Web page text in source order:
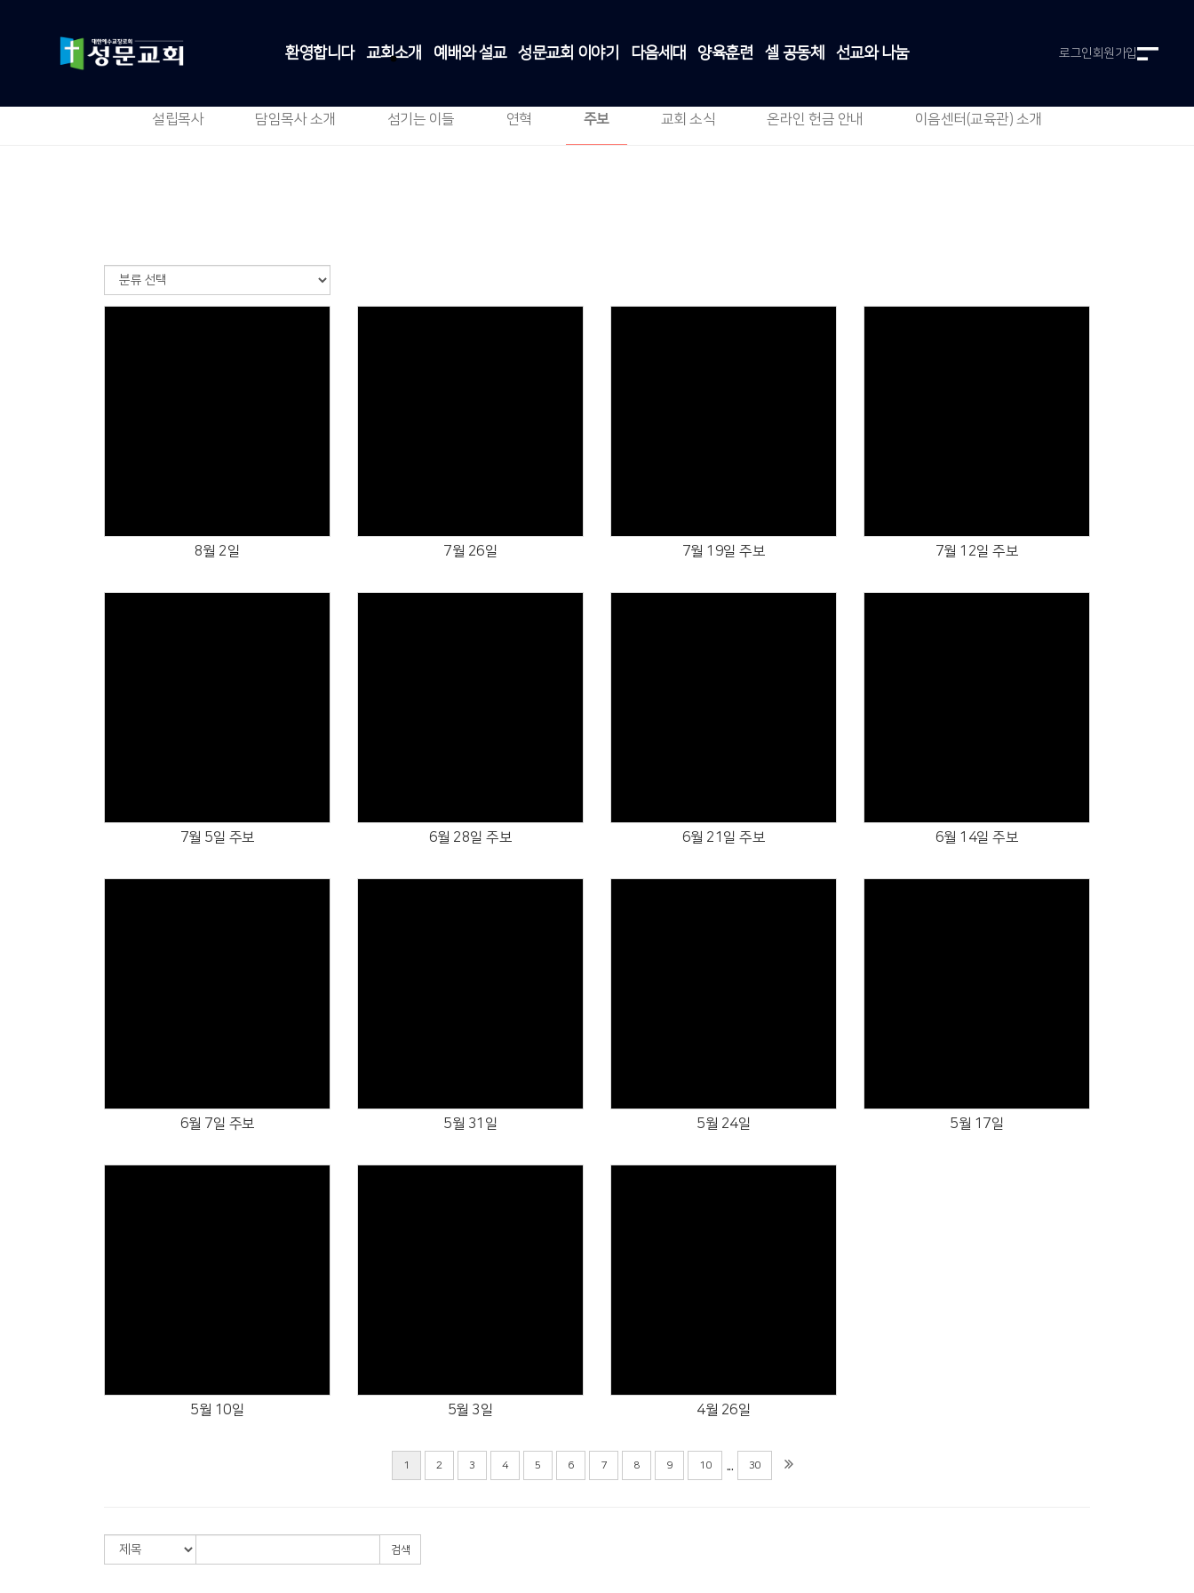
환영합니다 교회소개 예배와 설교 성문교회 이야기 다음세대 양육훈련 셀 공동체 선교와 나눔 로그인회원가입
설립목사 담임목사 소개 섬기는 이들 연혁 주보 교회 소식 온라인 헌금 안내 이음센터(교육관) 소개
8월 2일 7월 26일 7월 19일 주보 7월 12일 주보
7월 5일 주보 6월 28일 주보 6월 21일 주보 6월 14일 주보
6월 7일 주보 5월 31일 5월 24일 5월 17일
5월 10일 5월 3일 4월 26일
1 2 3 4 5 6 7 8 9 10 ... 30
검색